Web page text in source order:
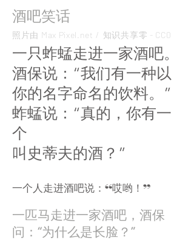
酒吧笑话
照片由 Max Pixel.net / 知识共享零 - CC0
一只蚱蜢走进一家酒吧。
酒保说：“我们有一种以
你的名字命名的饮料。”
蚱蜢说：“真的，你有一
个
叫史蒂夫的酒？”
一个人走进酒吧说：“哎哟！”
一匹马走进一家酒吧，酒保
问：“为什么是长脸？”